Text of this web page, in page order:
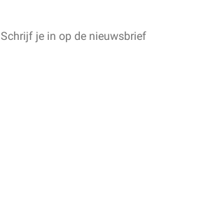
Schrijf je in op de nieuwsbrief